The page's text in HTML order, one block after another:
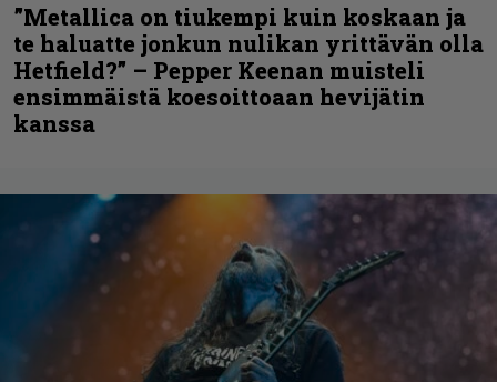
”Metallica on tiukempi kuin koskaan ja
te haluatte jonkun nulikan yrittävän olla
Hetfield?” – Pepper Keenan muisteli
ensimmäistä koesoittoaan hevijätin
kanssa